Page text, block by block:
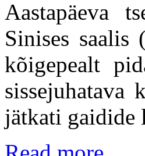
Aastapäeva
Sinises
kõigepealt
sissejuhatava
jätkati gaidide